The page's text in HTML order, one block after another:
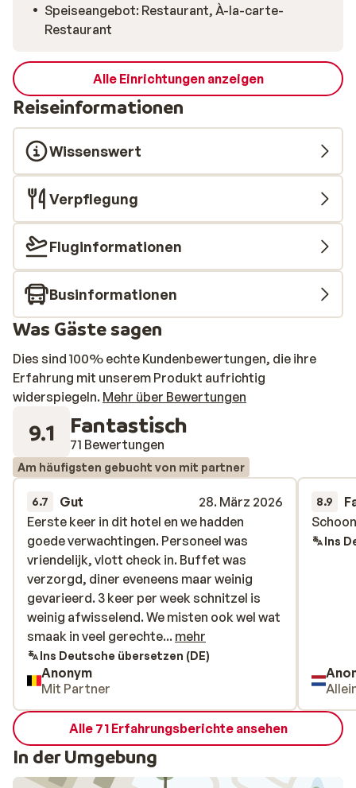
Speiseangebot: Restaurant, À-la-carte-
Restaurant
Alle Einrichtungen anzeigen
Reiseinformationen
Wissenswert
Verpflegung
Fluginformationen
Businformationen
Was Gäste sagen
Dies sind 100% echte Kundenbewertungen, die ihre
Erfahrung mit unserem Produkt aufrichtig
widerspiegeln. Mehr über Bewertungen
9.1 Fantastisch
71 Bewertungen
Am häufigsten gebucht von mit partner
6.7 Gut
28. März 2026
Eerste keer in dit hotel en we hadden
goede verwachtingen. Personeel was
vriendelijk, vlott check in. Buffet was
verzorgd, diner eveneens maar weinig
gevarieerd. 3 keer per week schnitzel is
weinig afwisselend. We misten ook wel wat
smaak in veel gerechten. Sauna klein en
prima in orde, verzorgd. Zwembad was
heerlijk maar vanaf 16u is het eerder een
kinderspeeltuin vol met krijsende
kinderen, zwemspeelgoed dat overal
drijft. ballen die tegen je hoofd vliegen,...
Wat extra spijtig is want enkel dat
zwembad heeft een jacuzzi deel. Echter
Eerste keer in dit hotel en we hadden
goede verwachtingen. Personeel was
vriendelijk, vlott check in. Buffet was
verzorgd, diner eveneens maar weinig
gevarieerd. 3 keer per week schnitzel is
weinig afwisselend. We misten ook wel wat
smaak in veel gerechte... mehr
Ins Deutsche übersetzen (DE)
Anonym
Mit Partner
8.9
Ins
Alle 71 Erfahrungsberichte ansehen
In der Umgebung